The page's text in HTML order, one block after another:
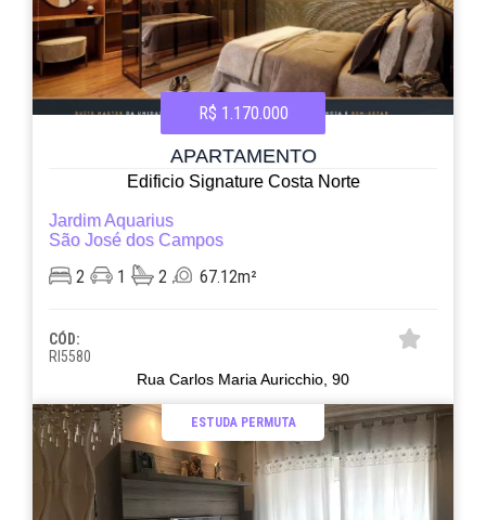
R$ 1.170.000
APARTAMENTO
Edificio Signature Costa Norte
Jardim Aquarius
São José dos Campos
2 1 2 67.12m²
CÓD:
RI5580
Rua Carlos Maria Auricchio, 90
ESTUDA PERMUTA